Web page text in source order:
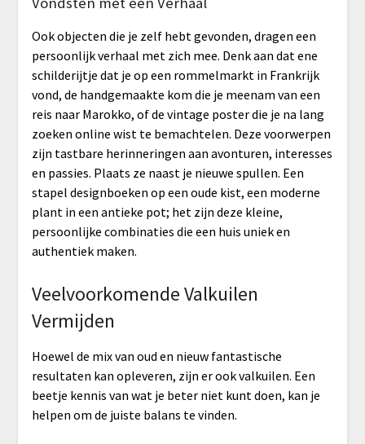
Ook objecten die je zelf hebt gevonden, dragen een
persoonlijk verhaal met zich mee. Denk aan dat ene
schilderijtje dat je op een rommelmarkt in Frankrijk
vond, de handgemaakte kom die je meenam van een
reis naar Marokko, of de vintage poster die je na lang
zoeken online wist te bemachtelen. Deze voorwerpen
zijn tastbare herinneringen aan avonturen, interesses
en passies. Plaats ze naast je nieuwe spullen. Een
stapel designboeken op een oude kist, een moderne
plant in een antieke pot; het zijn deze kleine,
persoonlijke combinaties die een huis uniek en
authentiek maken.
Veelvoorkomende Valkuilen
Vermijden
Hoewel de mix van oud en nieuw fantastische
resultaten kan opleveren, zijn er ook valkuilen. Een
beetje kennis van wat je beter niet kunt doen, kan je
helpen om de juiste balans te vinden.